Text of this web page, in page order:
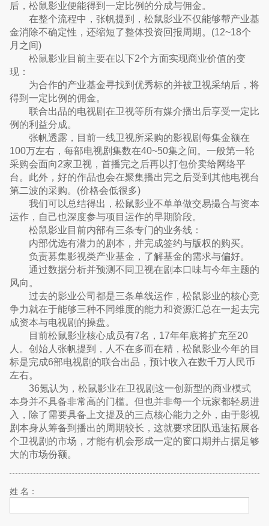
后，松鼠影业便能得到一定比例的分成与佣金。
在整个流程中，张帆提到，松鼠影业不仅能够帮产业基
金消除不确定性，还缩短了整体投资回报周期。(12~18个
月之间)
松鼠影业目前主要在以下2个方面实现商业价值的变
现：
为合作的产业基金寻找到优秀标的并被卫视采纳后，将
得到一定比例的佣金。
联合出品的电视剧在卫视等所有媒介播出后享受一定比
例的利益分成。
张帆透露，目前一线卫视所采购的影视剧每集金额在
100万左右，每部电视剧集数在40~50集之间。一般第一轮
采购会面向2家卫视，首播完之后再以打包价卖给网络平
台。此外，好的作品也会在聚集播出完之后受到其他电视台
第二波的采购。(价格会低很多)
我们可以总结得出，松鼠影业不单单做交易撮合与资本
运作，自己也深度参与项目运作的早期阶段。
松鼠影业目前内部有三条专门的业务线：
内部优选有潜力的剧本，并完成签约与版权的购买。
负责募集影视类产业基金，了解基金的需求与偏好。
通过数据分析并预测不同卫视在剧本口味与今年主题的
风向。
过去的影业公司都是三条单线运作，松鼠影业的核心竞
争力就在于能够三种不同维度的能力和资源汇总在一起去完
成资本与电视剧的操盘。
目前松鼠影业核心成员有7名，17年年底将扩充至20
人。创始人张帆提到，人不在多而在精，松鼠影业今年的目
标是完成6部电视剧的联合出品，预计收入在数千万人民币
左右。
36氪认为，松鼠影业在卫视剧这一创新型的商业模式
本身并不具备非常高的门槛。但也并非每一个玩家都轻易进
入，除了需要具备上文提及的三点核心能力之外，由于影视
剧本身从筹备到播出的周期较长，这就要求团队迅速拓展各
个卫视剧的市场，才能有机会形成一定的窗口期并占据足够
大的市场份额。
姓 名：